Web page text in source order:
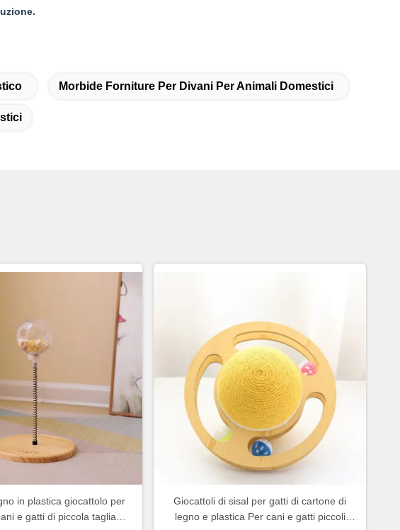
Morbide Forniture Per Divani Per Animali Domestici
in plastica giocattolo per
e gatti di piccola taglia
Giocattoli di sisal per gatti di cartone di
legno e plastica Per cani e gatti piccoli